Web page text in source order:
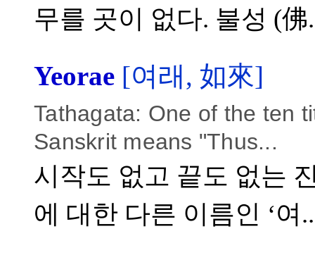
무를 곳이 없다. 불성 (佛
Yeorae [여래, 如來]
Tathagata: One of the ten
Sanskrit means "Thus...
시작도 없고 끝도 없는
에 대한 다른 이름인 ‘여